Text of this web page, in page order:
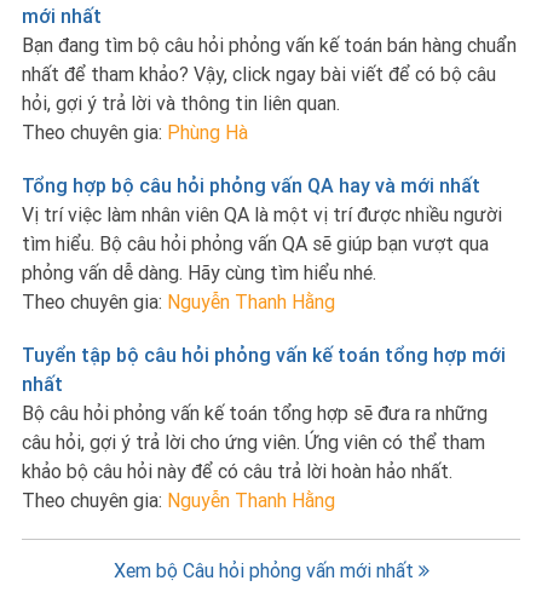
mới nhất
Bạn đang tìm bộ câu hỏi phỏng vấn kế toán bán hàng chuẩn
nhất để tham khảo? Vậy, click ngay bài viết để có bộ câu
hỏi, gợi ý trả lời và thông tin liên quan.
Theo chuyên gia: Phùng Hà
Tổng hợp bộ câu hỏi phỏng vấn QA hay và mới nhất
Vị trí việc làm nhân viên QA là một vị trí được nhiều người
tìm hiểu. Bộ câu hỏi phỏng vấn QA sẽ giúp bạn vượt qua
phỏng vấn dễ dàng. Hãy cùng tìm hiểu nhé.
Theo chuyên gia: Nguyễn Thanh Hằng
Tuyển tập bộ câu hỏi phỏng vấn kế toán tổng hợp mới
nhất
Bộ câu hỏi phỏng vấn kế toán tổng hợp sẽ đưa ra những
câu hỏi, gợi ý trả lời cho ứng viên. Ứng viên có thể tham
khảo bộ câu hỏi này để có câu trả lời hoàn hảo nhất.
Theo chuyên gia: Nguyễn Thanh Hằng
Xem bộ Câu hỏi phỏng vấn mới nhất